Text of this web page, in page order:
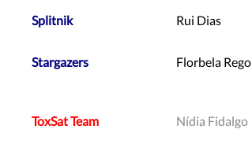
Splitnik Rui Dias
Stargazers Florbela Rego
ToxSat Team Nídia Fidalgo